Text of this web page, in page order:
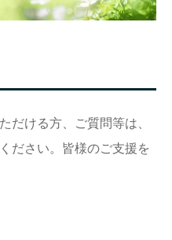
だける方、ご質問等は、
ださい。皆様のご支援を